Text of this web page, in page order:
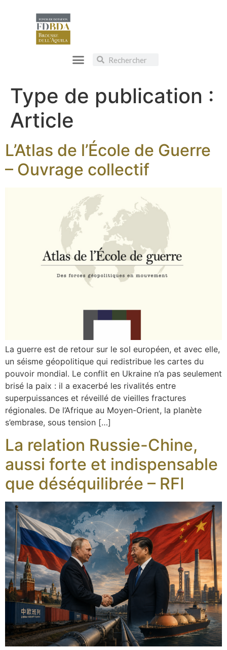
Type de publication :
Article
L’Atlas de l’École de Guerre
– Ouvrage collectif
La guerre est de retour sur le sol européen, et avec elle,
un séisme géopolitique qui redistribue les cartes du
pouvoir mondial. Le conflit en Ukraine n’a pas seulement
brisé la paix : il a exacerbé les rivalités entre
superpuissances et réveillé de vieilles fractures
régionales. De l’Afrique au Moyen-Orient, la planète
s’embrase, sous tension […]
La relation Russie-Chine,
aussi forte et indispensable
que déséquilibrée – RFI